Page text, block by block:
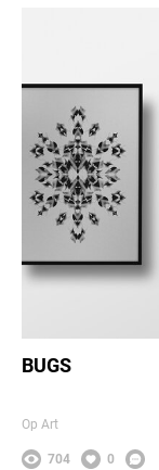
BUGS
Op Art
704 0